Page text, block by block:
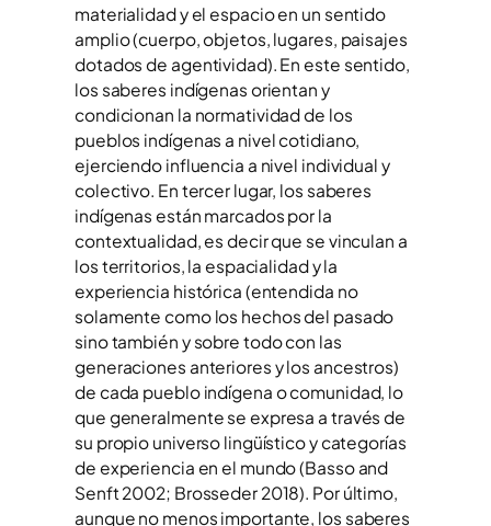
materialidad y el espacio en un sentido
amplio (cuerpo, objetos, lugares, paisajes
dotados de agentividad). En este sentido,
los saberes indígenas orientan y
condicionan la normatividad de los
pueblos indígenas a nivel cotidiano,
ejerciendo influencia a nivel individual y
colectivo. En tercer lugar, los saberes
indígenas están marcados por la
contextualidad, es decir que se vinculan a
los territorios, la espacialidad y la
experiencia histórica (entendida no
solamente como los hechos del pasado
sino también y sobre todo con las
generaciones anteriores y los ancestros)
de cada pueblo indígena o comunidad, lo
que generalmente se expresa a través de
su propio universo lingüístico y categorías
de experiencia en el mundo (Basso and
Senft 2002; Brosseder 2018). Por último,
aunque no menos importante, los saberes